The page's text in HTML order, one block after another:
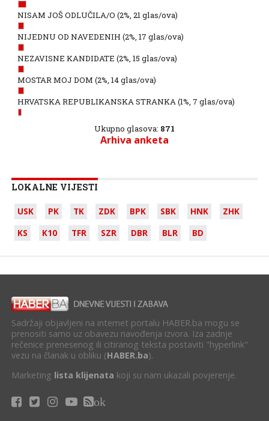
NISAM JOŠ ODLUČILA/O (2%, 21 glas/ova)
NIJEDNU OD NAVEDENIH (2%, 17 glas/ova)
NEZAVISNE KANDIDATE (2%, 15 glas/ova)
MOSTAR MOJ DOM (2%, 14 glas/ova)
HRVATSKA REPUBLIKANSKA STRANKA(1%, 7 glas/ova)
Ukupno glasova: 871
Arhiva anketa
LOKALNE VIJESTI
USK PK TK ZDK BPK SBK HNK
ZHK
KS
K10 TFR SZR DBR BLR BD
Sadržaji objavljeni na internet portalu HABER.ba mogu se
prenositi samo uz obavezu navođenja izvora. Iza zadnje
rečenice prenesenog ili citiranog teksta postaviti "hyperlink"
vezu na članak u obliku (HABER.ba).
Marketing lista klijenata koji su nam ukazali povjerenje.
ok